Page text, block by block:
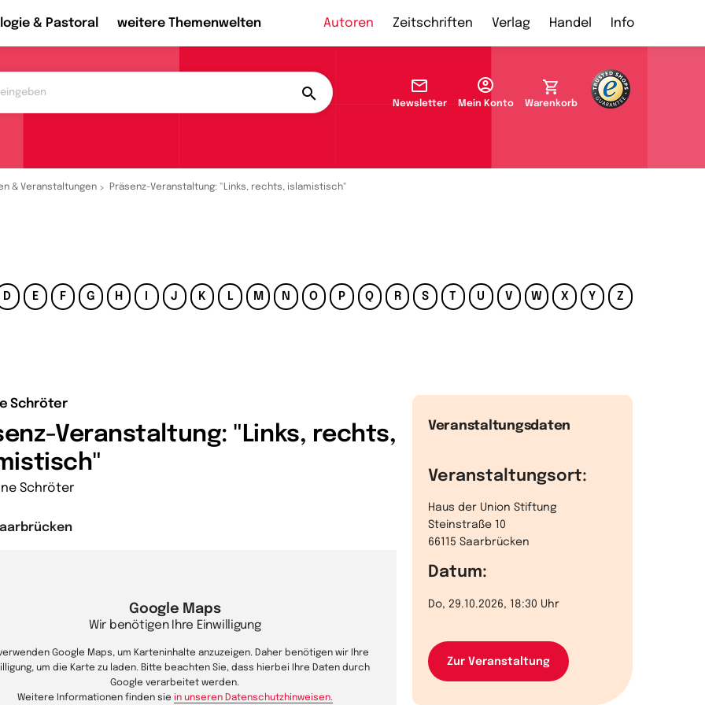
& Pastoral weitere Themenwelten Autoren Zeitschriften Verlag Handel Info
Newsletter Mein Konto Warenkorb
& Veranstaltungen Präsenz-Veranstaltung: "Links, rechts, islamistisch"
D E F G H J K L M N O P Q R S T U V W X Y Z
Schröter
Veranstaltung: "Links, rechts,
Schröter
Google Maps
Wir benötigen Ihre Einwilligung
Google Maps, um Karteninhalte anzuzeigen. Daher benötigen wir Ihre
um die Karte zu laden. Bitte beachten Sie, dass hierbei Ihre Daten durch
Google verarbeitet werden.
Weitere Informationen finden sie in unseren Datenschutzhinweisen.
Veranstaltungsdaten
Veranstaltungsort:
Haus der Union Stiftung
Steinstraße 10
66115 Saarbrücken
Datum:
Do, 29.10.2026, 18:30 Uhr
Zur Veranstaltung